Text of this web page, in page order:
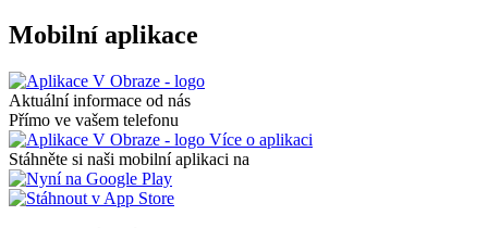
Mobilní aplikace
Aktuální informace od nás
Přímo ve vašem telefonu
Více o aplikaci
Stáhněte si naši mobilní aplikaci na